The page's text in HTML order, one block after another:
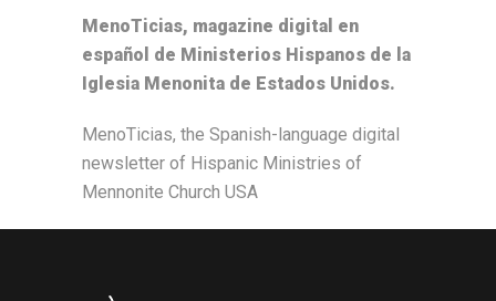
MenoTicias, magazine digital en
español de Ministerios Hispanos de la
Iglesia Menonita de Estados Unidos.
MenoTicias, the Spanish-language digital
newsletter of Hispanic Ministries of
Mennonite Church USA